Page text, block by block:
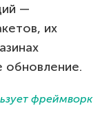
—
их
обновление.